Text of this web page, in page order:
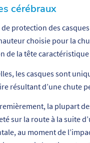
cérébraux
protection des
choisie pour la
de la tête
les casques sont
résultant d’une chute
la plupart
sur la route à la suite
au moment de